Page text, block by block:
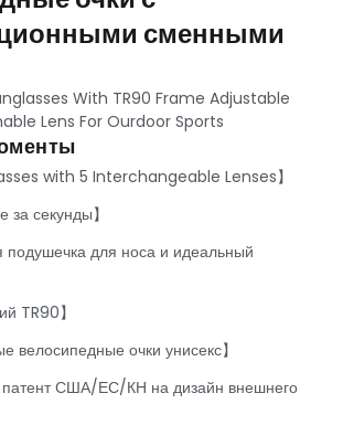
сменными
With TR90 Frame Adjustable
Lens For Ourdoor Sports
with 5 Interchangeable Lenses】
за секунды】
подушечка для носа и идеальный
TR90】
велосипедные очки унисекс】
патент США/ЕС/КН на дизайн внешнего